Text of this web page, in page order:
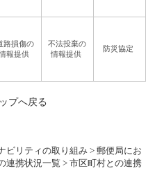
ビリティの取り組み> 郵便局にお
連携状況一覧 > 市区町村との連携
プへ戻る